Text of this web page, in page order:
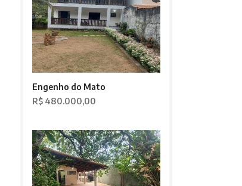
Engenho do Mato
R$ 480.000,00